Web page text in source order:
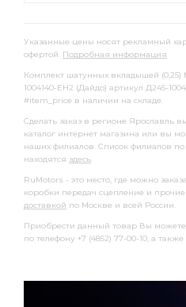
Указанные цены носят рекламный
офертой. Подробная информация
Комплект шатунных вкладышей
1004140-ЕН2 (Дайдо) артикул Д245-
#item_price в наличии на складе.
Сделать заказ в регионе Ярославль
каталог интернет магазина или вы
наших филиалов. Список филиалов по
находятся здесь.
RuMotors - это место, где можно
коробки передач сцепление и
доставкой по Москве и всей России.
Приобрести данный товар Вы
по телефону +7 (4852) 77-00-10, а